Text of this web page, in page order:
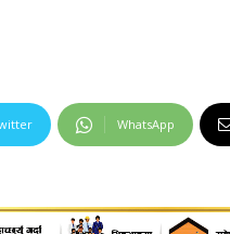
WhatsApp